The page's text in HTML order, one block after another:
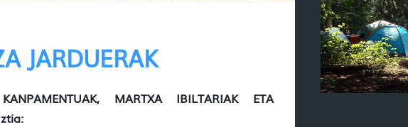
JARDUERAK
MARTXA IBILTARIAK ETA